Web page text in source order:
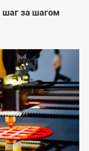
шаг за шагом